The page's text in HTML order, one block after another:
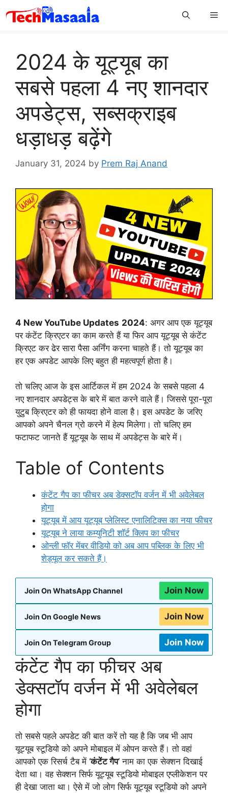
to
2024 के यूट्यूब का
सबसे पहला 4 नए शानदार
अपडेट्स, सब्सक्राइब
धड़ाधड़ बढ़ेंगे
January 31, 2024 by Prem Raj Anand
4 New YouTube Updates 2024: अगर आप एक यूट्यूब
पर कंटेंट क्रिएटर का काम करते हैं या फिर आप यूट्यूब से कंटेंट
क्रिएट कर ढेर सारा पैसा अर्निंग करना चाहते हैं। तो यूट्यूब का
हर एक अपडेट आपके लिए बहुत ही महत्वपूर्ण होता है।
तो चलिए आज के इस आर्टिकल में हम 2024 के सबसे पहला 4
नए शानदार अपडेट्स के बारे में बात करने वाले हैं। जिससे पूरा-पूरा
युटुब क्रिएटर को ही फायदा होने वाला है। इस अपडेट के जरिए
आपको अपने चैनल ग्रो करने में हेल्प मिलेगा। तो चलिए हम
फटाफट जानते हैं यूट्यूब के साथ में अपडेट्स के बारे में।
Table of Contents
कंटेंट गैप का फीचर अब डेक्सटॉप वर्जन में भी अवेलेबल
होगा
यूट्यूब में आय यूट्यूब प्लेलिस्ट एनालिटिक्स का नया फीचर
यूट्यूब ने लाया कम्युनिटी शॉर्ट क्लिप का फीचर
ओन्ली फॉर मेंबर वीडियो को अब आप पब्लिक के लिए भी
शेड्यूल कर सकते हैं।
Join On WhatsApp Channel Join Now
Join On Google News Join Now
Join On Telegram Group Join Now
कंटेंट गैप का फीचर अब
डेक्सटॉप वर्जन में भी अवेलेबल
होगा
तो सबसे पहले अपडेट की बात करें तो यह है कि जब भी आप
यूट्यूब स्टूडियो को अपने मोबाइल में ओपन करते हैं। तो वहां
आपको एक रिसर्च टैब में ‘कंटेंट गैप‘ नाम का एक सेक्शन दिखाई
देता था। वह सेक्शन सिर्फ यूट्यूब स्टूडियो मोबाइल एप्लीकेशन पर
ही देखा जाता था। ऐसे में जो लोग सिर्फ यूट्यूब स्टूडियो को अपने